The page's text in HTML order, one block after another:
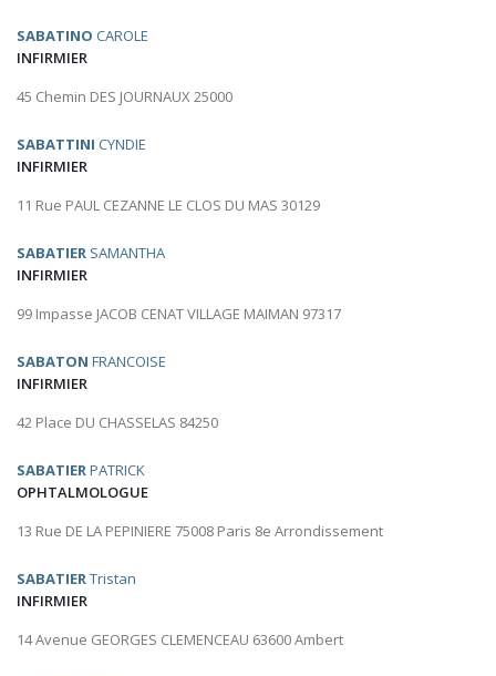
SABATINO CAROLE
INFIRMIER
45 Chemin DES JOURNAUX 25000
SABATTINI CYNDIE
INFIRMIER
11 Rue PAUL CEZANNE LE CLOS DU MAS 30129
SABATIER SAMANTHA
INFIRMIER
99 Impasse JACOB CENAT VILLAGE MAIMAN 97317
SABATON FRANCOISE
INFIRMIER
42 Place DU CHASSELAS 84250
SABATIERPATRICK
OPHTALMOLOGUE
13 Rue DE LA PEPINIERE 75008 Paris 8e Arrondissement
SABATIERTristan
INFIRMIER
14 Avenue GEORGES CLEMENCEAU 63600 Ambert